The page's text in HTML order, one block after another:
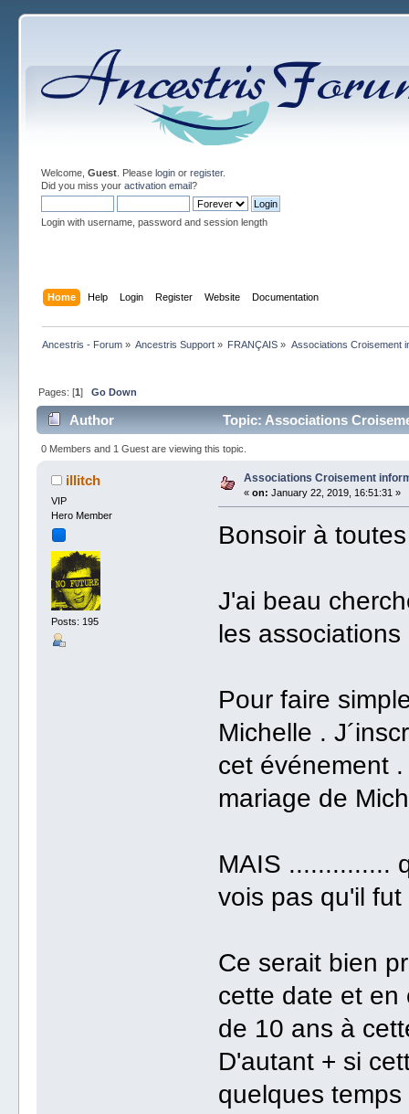
Welcome, Guest. Please loginor register.
Did you miss your activation email?
Login with username, password and session length
Home Help Login Register Website Documentation
Ancestris - Forum» Ancestris Support » FRANÇAIS » Associations Croisement
Pages: [1] Go Down
Author Topic: Associations
0 Members and 1 Guest are viewing this topic.
illitch
VIP
Hero Member
Posts: 195
Associations Croisement
« on: January 22, 2019, 16:51:31 »
Bonsoir à
J'ai beau
les associations
Pour faire
Michelle .
cet événement
mariage de
MAIS ..............
vois pas qu'il
Ce serait bien
cette date et en
de 10 ans à
D'autant + si
quelques